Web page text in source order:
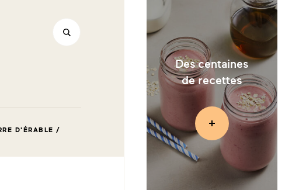
D'ÉRABLE /
Des centaines
de recettes